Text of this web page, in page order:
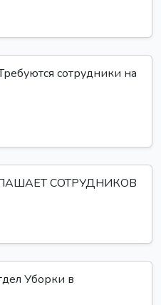
сотрудники на
СОТРУДНИКОВ
Уборки в